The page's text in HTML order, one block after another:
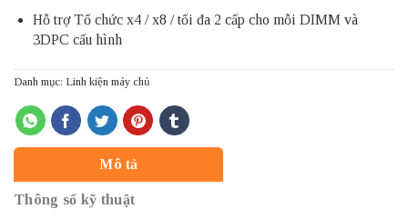
Hỗ trợ Tổ chức x4 / x8 / tối đa 2 cấp cho mỗi DIMM và
3DPC cấu hình
Danh mục: Linh kiện máy chủ
Mô tả
Thông số kỹ thuật